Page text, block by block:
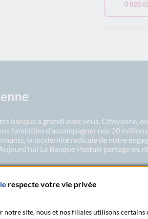
0 820
banque a grandi avec vous. Citoyenne,
l’ambition d’accompagner nos 20
la modernité radicale de notre
La Banque Postale partage les
sur nos engagements
respecte votre vie privée
notre site, nous et nos filiales utilisons